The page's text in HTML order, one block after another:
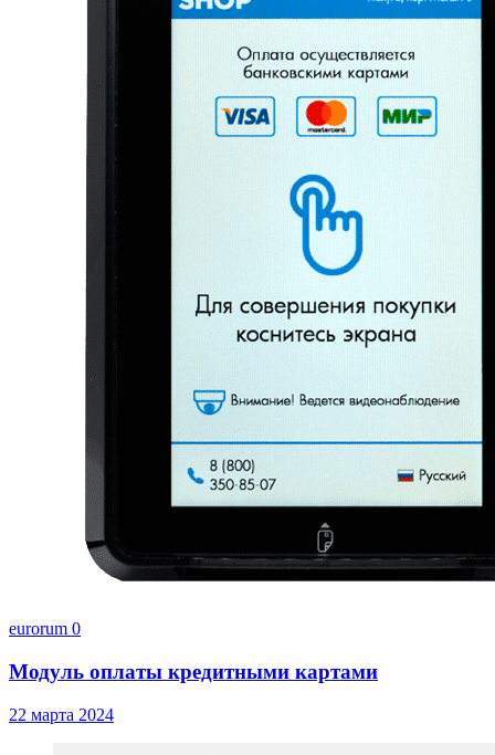
eurorum 0
Модуль оплаты кредитными картами
22 марта 2024